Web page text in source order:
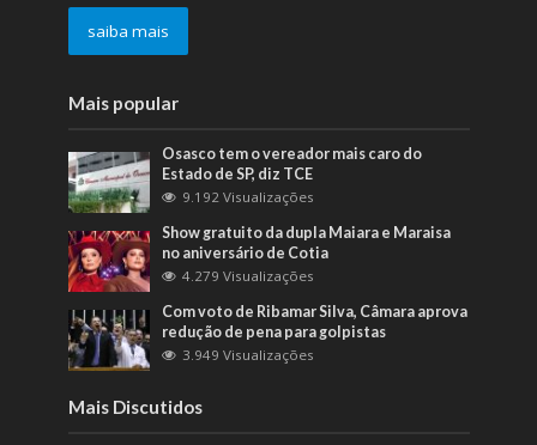
saiba mais
Mais popular
Osasco tem o vereador mais caro do
Estado de SP, diz TCE
9.192 Visualizações
Show gratuito da dupla Maiara e Maraisa
no aniversário de Cotia
4.279 Visualizações
Com voto de Ribamar Silva, Câmara aprova
redução de pena para golpistas
3.949 Visualizações
Mais Discutidos